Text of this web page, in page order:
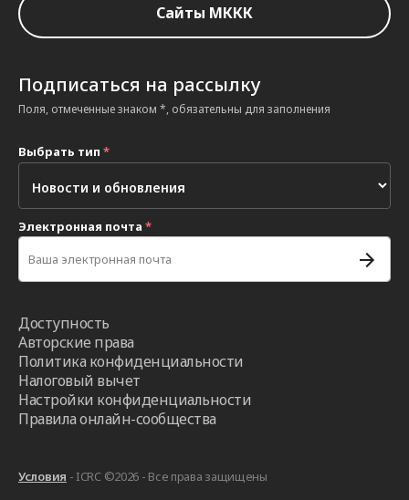
Сайты МККК
Подписаться на рассылку
Поля, отмеченные знаком *, обязательны для заполнения
Выбрать тип *
Электронная почта *
Доступность
Авторские права
Политика конфиденциальности
Налоговый вычет
Настройки конфиденциальности
Правила онлайн-сообщества
Условия - ICRC ©2026 - Все права защищены